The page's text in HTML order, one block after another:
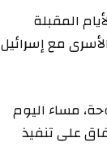
المقبلة
مع إسرائيل
مساء اليوم
على تنفيذ